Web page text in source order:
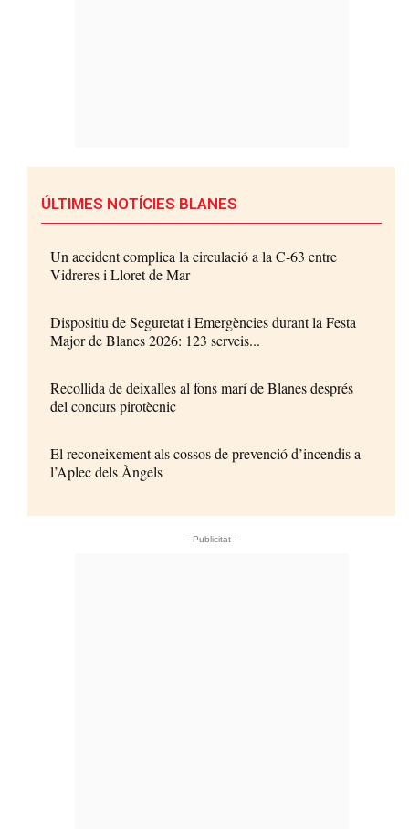
ÚLTIMES NOTÍCIES BLANES
Un accident complica la circulació a la C-63 entre
Vidreres i Lloret de Mar
Dispositiu de Seguretat i Emergències durant la Festa
Major de Blanes 2026: 123 serveis...
Recollida de deixalles al fons marí de Blanes després
del concurs pirotècnic
El reconeixement als cossos de prevenció d’incendis a
l’Aplec dels Àngels
- Publicitat -